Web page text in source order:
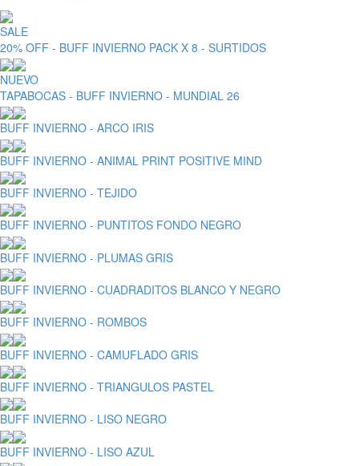
SALE
20% OFF - BUFF INVIERNO PACK X 8 - SURTIDOS
NUEVO
TAPABOCAS - BUFF INVIERNO - MUNDIAL 26
BUFF INVIERNO - ARCO IRIS
BUFF INVIERNO - ANIMAL PRINT POSITIVE MIND
BUFF INVIERNO - TEJIDO
BUFF INVIERNO - PUNTITOS FONDO NEGRO
BUFF INVIERNO - PLUMAS GRIS
BUFF INVIERNO - CUADRADITOS BLANCO Y NEGRO
BUFF INVIERNO - ROMBOS
BUFF INVIERNO - CAMUFLADO GRIS
BUFF INVIERNO - TRIANGULOS PASTEL
BUFF INVIERNO - LISO NEGRO
BUFF INVIERNO - LISO AZUL